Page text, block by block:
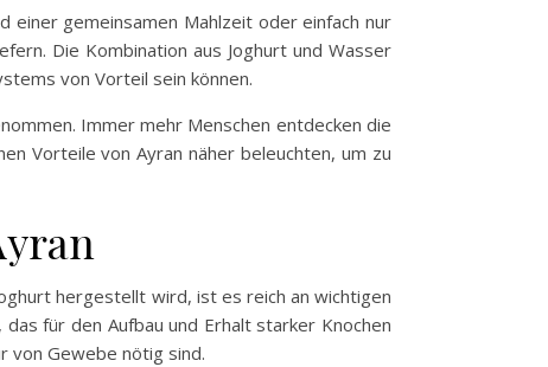
einer gemeinsamen Mahlzeit oder einfach nur
Die Kombination aus Joghurt und Wasser
von Vorteil sein können.
Immer mehr Menschen entdecken die
Vorteile von Ayran näher beleuchten, um zu
hergestellt wird, ist es reich an wichtigen
für den Aufbau und Erhalt starker Knochen
von Gewebe nötig sind.